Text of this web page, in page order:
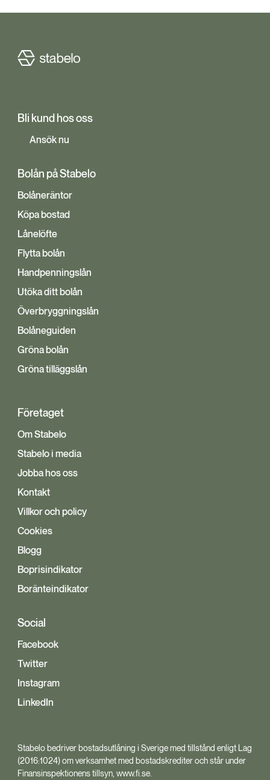
Bli kund hos oss
Ansök nu
Bolån på Stabelo
Bolåneräntor
Köpa bostad
Lånelöfte
Flytta bolån
Handpenningslån
Utöka ditt bolån
Överbryggningslån
Bolåneguiden
Gröna bolån
Gröna tilläggslån
Företaget
Om Stabelo
Stabelo i media
Jobba hos oss
Kontakt
Villkor och policy
Cookies
Blogg
Boprisindikator
Boränteindikator
Social
Facebook
Twitter
Instagram
LinkedIn
Stabelo bedriver bostadsutlåning i Sverige med tillstånd enligt Lag
(2016:1024) om verksamhet med bostadskrediter och står under
Finansinspektionens tillsyn, www.fi.se.